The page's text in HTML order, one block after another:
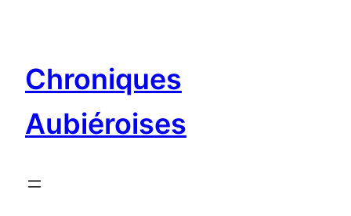
Chroniques
Aubiéroises